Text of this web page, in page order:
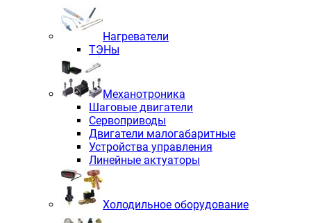
Нагреватели
ТЭНы
Механотроника
Шаговые двигатели
Сервоприводы
Двигатели малогабаритные
Устройства управления
Линейные актуаторы
Холодильное оборудование